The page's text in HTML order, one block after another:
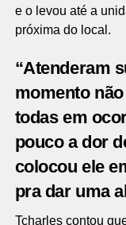
e o levou até a
próxima do local.
“Atenderam
momento
todas em
pouco a dor
colocou ele
pra dar uma
Tcharles contou